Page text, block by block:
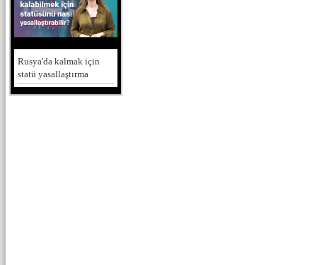
Rusya'da kalmak için
statü yasallaştırma